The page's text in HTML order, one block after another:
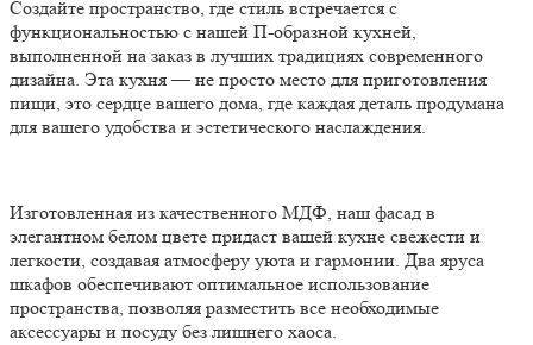
Создайте пространство, где стиль встречается с
функциональностью с нашей П-образной кухней,
выполненной на заказ в лучших традициях современного
дизайна. Эта кухня — не просто место для приготовления
пищи, это сердце вашего дома, где каждая деталь продумана
для вашего удобства и эстетического наслаждения.
Изготовленная из качественного МДФ, наш фасад в
элегантном белом цвете придаст вашей кухне свежести и
легкости, создавая атмосферу уюта и гармонии. Два яруса
шкафов обеспечивают оптимальное использование
пространства, позволяя разместить все необходимые
аксессуары и посуду без лишнего хаоса.